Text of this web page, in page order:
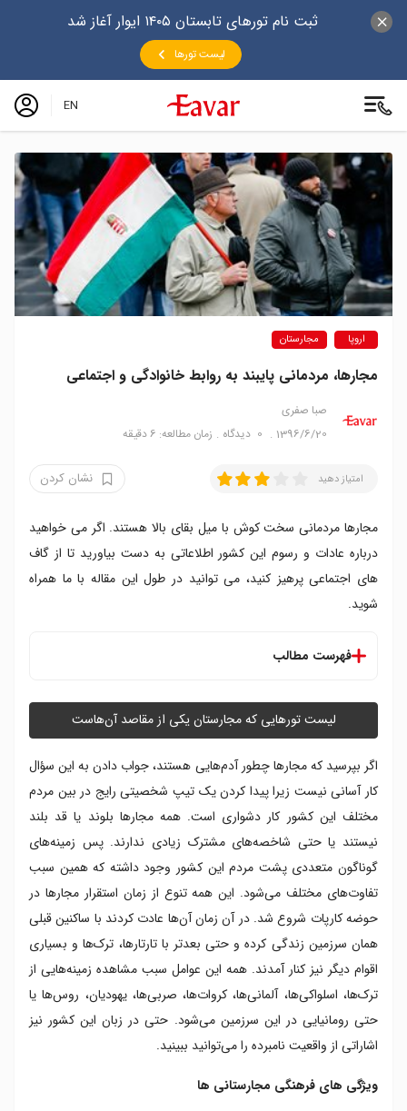
ثبت نام تورهای تابستان ۱۴۰۵ ایوار آغاز شد
لیست تورها
EN
اروپا مجارستان
مجارها، مردمانی پایبند به روابط خانوادگی و اجتماعی
صبا صفری
1396/6/20
0 دیدگاه زمان مطالعه: 6 دقیقه
امتیاز دهید نشان کردن
مجارها مردمانی سخت کوش با میل بقای بالا هستند. اگر می خواهید
درباره عادات و رسوم این کشور اطلاعاتی به دست بیاورید تا از گاف
های اجتماعی پرهیز کنید، می توانید در طول این مقاله با ما همراه
شوید.
فهرست مطالب
سنت ها و باورهای مجارستان
رسوم اجتماعی مجارستان
نکاتی جالب درباره عادات و رسوم مردمان مجارستان
لیست تور‌هایی که مجارستان یکی از مقاصد آن‌هاست
اگر بپرسید که مجار‌ها چطور آدم‌هایی هستند، جواب دادن به این سؤال
کار آسانی نیست زیرا پیدا کردن یک تیپ شخصیتی رایج در بین مردم
مختلف این کشور کار دشواری است. همه مجارها بلوند یا قد بلند
نیستند یا حتی شاخصه‌های مشترک زیادی ندارند. پس زمینه‌های
گوناگون متعددی پشت مردم این کشور وجود داشته که همین سبب
تفاوت‌های مختلف می‌شود. این همه تنوع از زمان استقرار مجارها در
حوضه کارپات شروع شد. در آن زمان آن‌ها عادت کردند با ساکنین قبلی
همان سرزمین زندگی کرده و حتی بعدتر با تارتارها، ترک‌ها و بسیاری
اقوام دیگر نیز کنار آمدند. همه این عوامل سبب مشاهده زمینه‌هایی از
ترک‌ها، اسلواکی‌ها، آلمانی‌ها، کروات‌ها، صربی‌ها، یهودیان، روس‌ها یا
حتی رومانیایی در این سرزمین می‌شود. حتی در زبان این کشور نیز
اشاراتی از واقعیت نامبرده را می‌توانید ببینید.
ویژگی های فرهنگی مجارستانی ها